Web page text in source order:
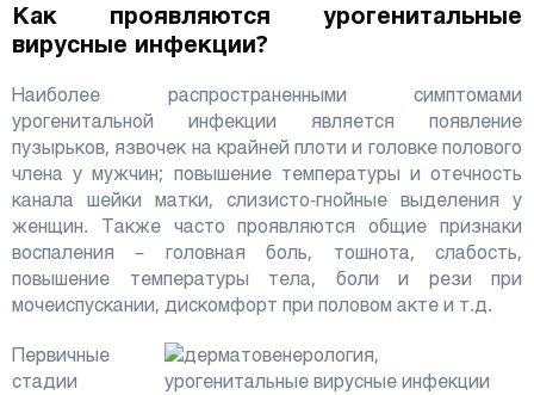
Как проявляются урогенитальные
вирусные инфекции?
Наиболее распространенными симптомами
урогенитальной инфекции является появление
пузырьков, язвочек на крайней плоти и головке полового
члена у мужчин; повышение температуры и отечность
канала шейки матки, слизисто-гнойные выделения у
женщин. Также часто проявляются общие признаки
воспаления – головная боль, тошнота, слабость,
повышение температуры тела, боли и рези при
мочеиспускании, дискомфорт при половом акте и т.д.
Первичные
стадии